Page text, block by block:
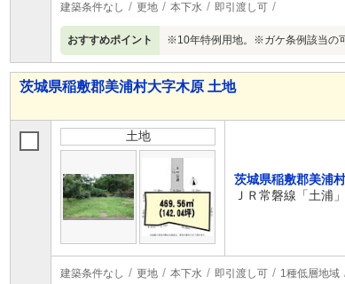
建築条件なし 更地 本下水 即引渡し可
おすすめポイント ※10年特例用地。※ガケ条例該当の
茨城県稲敷郡美浦村大字木原 土地
土地
茨城県稲敷郡美浦
ＪＲ常磐線「土浦
建築条件なし 更地 本下水 即引渡し可 1種低層地域